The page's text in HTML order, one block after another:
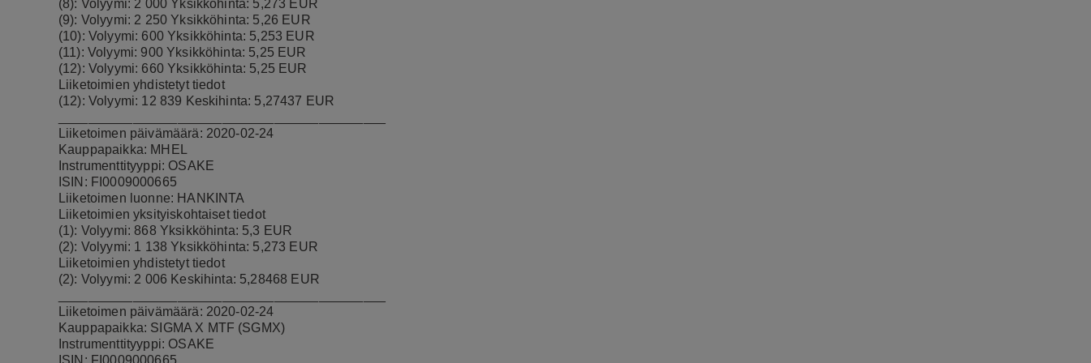
(8): Volyymi: 2 000 Yksikköhinta: 5,273 EUR
(9): Volyymi: 2 250 Yksikköhinta: 5,26 EUR
(10): Volyymi: 600 Yksikköhinta: 5,253 EUR
(11): Volyymi: 900 Yksikköhinta: 5,25 EUR
(12): Volyymi: 660 Yksikköhinta: 5,25 EUR
Liiketoimien yhdistetyt tiedot
(12): Volyymi: 12 839 Keskihinta: 5,27437 EUR
Liiketoimen päivämäärä: 2020-02-24
Kauppapaikka: MHEL
Instrumenttityyppi: OSAKE
ISIN: FI0009000665
Liiketoimen luonne: HANKINTA
Liiketoimien yksityiskohtaiset tiedot
(1): Volyymi: 868 Yksikköhinta: 5,3 EUR
(2): Volyymi: 1 138 Yksikköhinta: 5,273 EUR
Liiketoimien yhdistetyt tiedot
(2): Volyymi: 2 006 Keskihinta: 5,28468 EUR
Liiketoimen päivämäärä: 2020-02-24
Kauppapaikka: SIGMA X MTF (SGMX)
Instrumenttityyppi: OSAKE
ISIN: FI0009000665